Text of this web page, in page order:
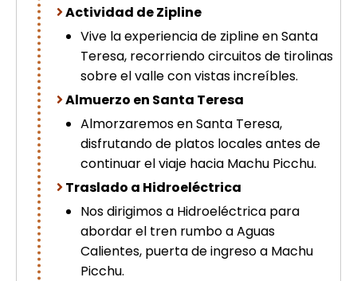
Actividad de Zipline
Vive la experiencia de zipline en Santa
Teresa, recorriendo circuitos de tirolinas
sobre el valle con vistas increíbles.
Almuerzo en Santa Teresa
Almorzaremos en Santa Teresa,
disfrutando de platos locales antes de
continuar el viaje hacia Machu Picchu.
Traslado a Hidroeléctrica
Nos dirigimos a Hidroeléctrica para
abordar el tren rumbo a Aguas
Calientes, puerta de ingreso a Machu
Picchu.